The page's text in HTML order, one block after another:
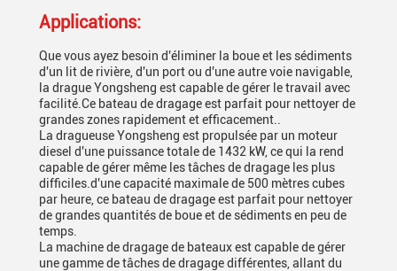
Applications:
Que vous ayez besoin d'éliminer la boue et les sédiments
d'un lit de rivière, d'un port ou d'une autre voie navigable,
la drague Yongsheng est capable de gérer le travail avec
facilité.Ce bateau de dragage est parfait pour nettoyer de
grandes zones rapidement et efficacement..
La dragueuse Yongsheng est propulsée par un moteur
diesel d'une puissance totale de 1432 kW, ce qui la rend
capable de gérer même les tâches de dragage les plus
difficiles.d'une capacité maximale de 500 mètres cubes
par heure, ce bateau de dragage est parfait pour nettoyer
de grandes quantités de boue et de sédiments en peu de
temps.
La machine de dragage de bateaux est capable de gérer
une gamme de tâches de dragage différentes, allant du